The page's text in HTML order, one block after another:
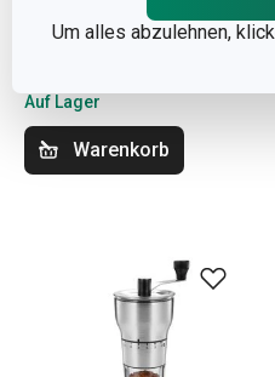
Um alles abzulehnen,
49,90 €
Auf Lager
Warenkorb